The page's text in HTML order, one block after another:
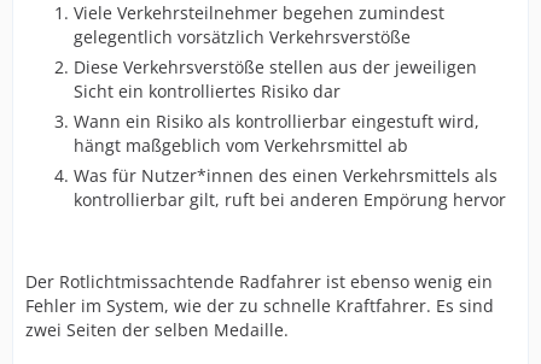
Viele Verkehrsteilnehmer begehen zumindest
gelegentlich vorsätzlich Verkehrsverstöße
Diese Verkehrsverstöße stellen aus der jeweiligen
Sicht ein kontrolliertes Risiko dar
Wann ein Risiko als kontrollierbar eingestuft wird,
hängt maßgeblich vom Verkehrsmittel ab
Was für Nutzer*innen des einen Verkehrsmittels als
kontrollierbar gilt, ruft bei anderen Empörung hervor
Der Rotlichtmissachtende Radfahrer ist ebenso wenig ein
Fehler im System, wie der zu schnelle Kraftfahrer. Es sind
zwei Seiten der selben Medaille.